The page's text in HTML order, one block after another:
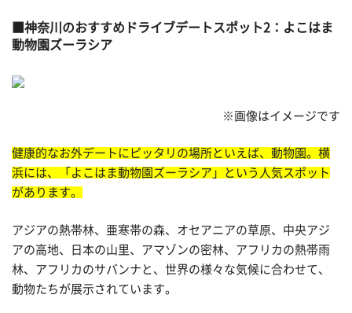
神奈川のおすすめドライブデートスポット2：よこはま
動物園ズーラシア
※画像はイメージです
健康的なお外デートにピッタリの場所といえば、動物園。横
浜には、「よこはま動物園ズーラシア」という人気スポット
があります。
アジアの熱帯林、亜寒帯の森、オセアニアの草原、中央アジ
アの高地、日本の山里、アマゾンの密林、アフリカの熱帯雨
林、アフリカのサバンナと、世界の様々な気候に合わせて、
動物たちが展示されています。